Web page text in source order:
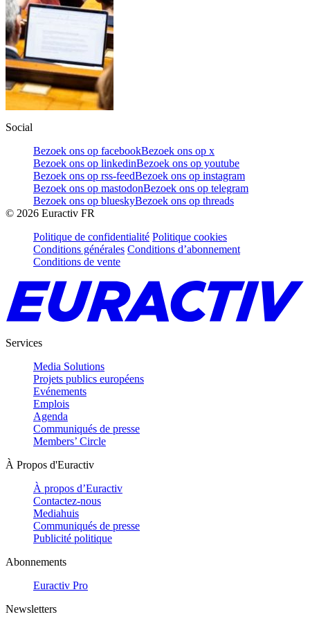
Social
Bezoek ons op facebookBezoek ons op x
Bezoek ons op linkedinBezoek ons op youtube
Bezoek ons op rss-feedBezoek ons op instagram
Bezoek ons op mastodonBezoek ons op telegram
Bezoek ons op blueskyBezoek ons op threads
© 2026 Euractiv FR
Politique de confidentialité Politique cookies
Conditions générales Conditions d’abonnement
Conditions de vente
Services
Media Solutions
Projets publics européens
Evénements
Emplois
Agenda
Communiqués de presse
Members’ Circle
À Propos d'Euractiv
À propos d’Euractiv
Contactez-nous
Mediahuis
Communiqués de presse
Publicité politique
Abonnements
Euractiv Pro
Newsletters